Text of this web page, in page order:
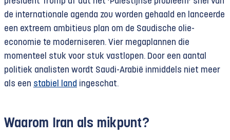
de internationale agenda zou worden gehaald en lanceerde
een extreem ambitieus plan om de Saudische olie-
economie te moderniseren. Vier megaplannen die
momenteel stuk voor stuk vastlopen. Door een aantal
politiek analisten wordt Saudi-Arabië inmiddels niet meer
als een stabiel land ingeschat.
Waarom Iran als mikpunt?